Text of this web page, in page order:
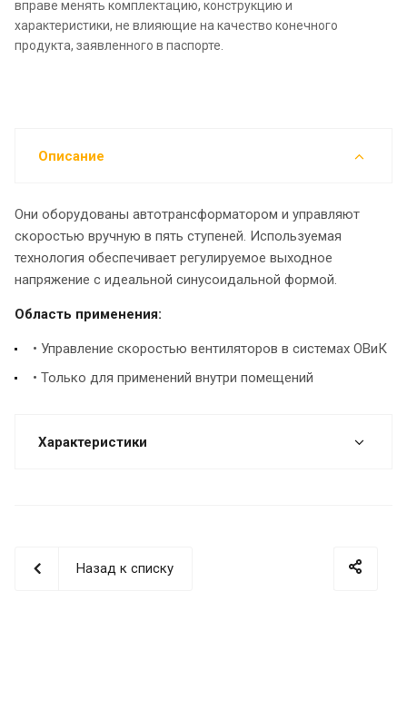
вправе менять комплектацию, конструкцию и
характеристики, не влияющие на качество конечного
продукта, заявленного в паспорте.
Описание
Они оборудованы автотрансформатором и управляют
скоростью вручную в пять ступеней. Используемая
технология обеспечивает регулируемое выходное
напряжение с идеальной синусоидальной формой.
Область применения:
• Управление скоростью вентиляторов в системах ОВиК
• Только для применений внутри помещений
Характеристики
Назад к списку